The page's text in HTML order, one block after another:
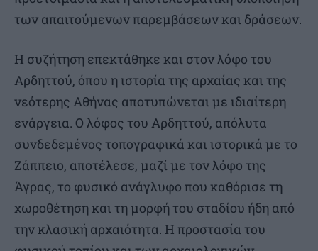
των απαιτούμενων παρεμβάσεων και δράσεων.
Η συζήτηση επεκτάθηκε και στον λόφο του
Αρδηττού, όπου η ιστορία της αρχαίας και της
νεότερης Αθήνας αποτυπώνεται με ιδιαίτερη
ενάργεια. Ο λόφος του Αρδηττού, απόλυτα
συνδεδεμένος τοπογραφικά και ιστορικά με το
Ζάππειο, αποτέλεσε, μαζί με τον λόφο της
Άγρας, το φυσικό ανάγλυφο που καθόρισε τη
χωροθέτηση και τη μορφή του σταδίου ήδη από
την κλασική αρχαιότητα. Η προστασία του